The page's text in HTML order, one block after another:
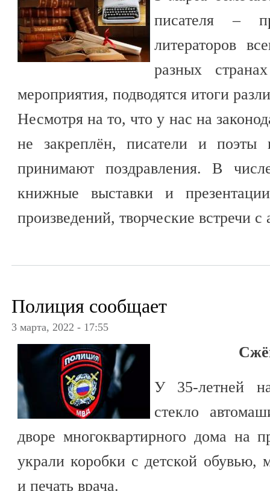
писателя –
литераторов
разных
мероприятия, подводятся итоги
Несмотря на то, что у нас на
не закреплён, писатели и
принимают поздравления. В
книжные выставки и
произведений, творческие встречи
Полиция сообщает
3 марта, 2022 - 17:55
У 35-летней
стекло
дворе многоквартирного дома на
украли коробки с детской обувью,
и печать врача.